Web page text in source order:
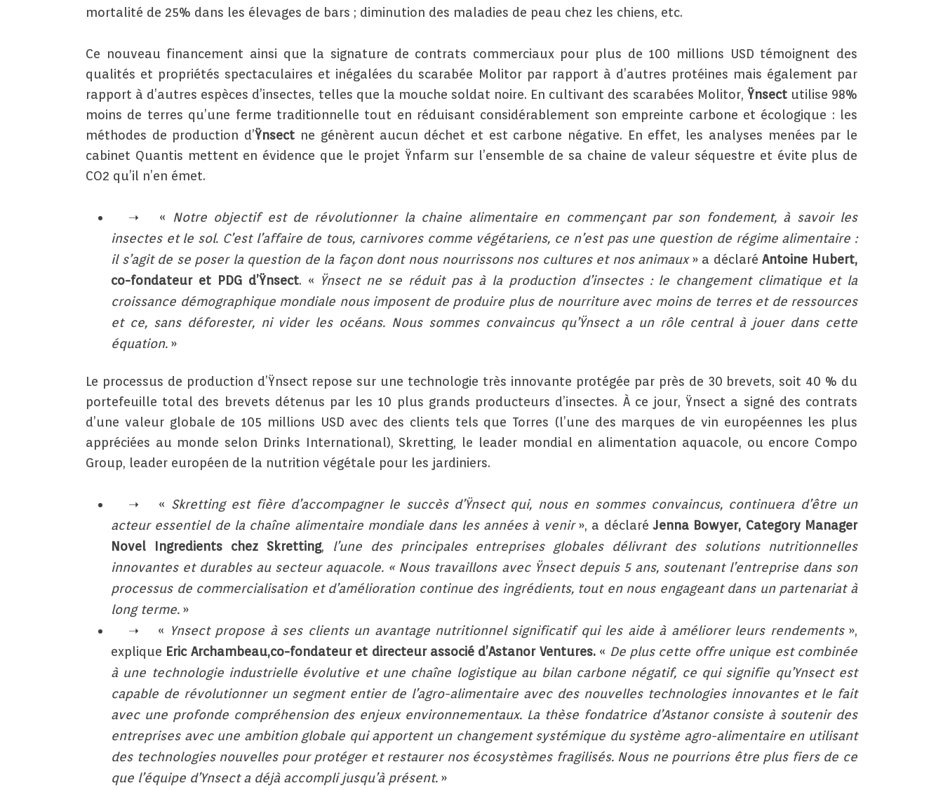
mortalité de 25% dans les élevages de bars ; diminution des maladies de peau chez les chiens, etc.
Ce nouveau financement ainsi que la signature de contrats commerciaux pour plus de 100 millions USD témoignent des
qualités et propriétés spectaculaires et inégalées du scarabée Molitor par rapport à d’autres protéines mais également par
rapport à d’autres espèces d’insectes, telles que la mouche soldat noire. En cultivant des scarabées Molitor, Ÿnsectutilise 98%
moins de terres qu’une ferme traditionnelle tout en réduisant considérablement son empreinte carbone et écologique : les
méthodes de production d’Ÿnsect ne génèrent aucun déchet et est carbone négative. En effet, les analyses menées par le
cabinet Quantis mettent en évidence que le projet Ÿnfarm sur l’ensemble de sa chaine de valeur séquestre et évite plus de
CO2 qu’il n’en émet.
«
Notre objectif est de révolutionner la chaine alimentaire en commençant par son fondement, à savoir les
insectes et le sol. C’est l’affaire de tous, carnivores comme végétariens, ce n’est pas une question de régime alimentaire :
il s’agit de se poser la question de la façon dont nous nourrissons nos cultures et nos animaux» a déclaréAntoine Hubert,
co-fondateur et PDG d’Ÿnsect. « Ÿnsect ne se réduit pas à la production d’insectes : le changement climatique et la
croissance démographique mondiale nous imposent de produire plus de nourriture avec moins de terres et de ressources
et ce, sans déforester, ni vider les océans. Nous sommes convaincus qu’Ÿnsect a un rôle central à jouer dans cette
équation. »
Le processus de production d’Ÿnsect repose sur une technologie très innovante protégée par près de 30 brevets, soit 40 % du
portefeuille total des brevets détenus par les 10 plus grands producteurs d’insectes. À ce jour, Ÿnsect a signé des contrats
d’une valeur globale de 105 millions USD avec des clients tels que Torres (l’une des marques de vin européennes les plus
appréciées au monde selon Drinks International), Skretting, le leader mondial en alimentation aquacole, ou encore Compo
Group, leader européen de la nutrition végétale pour les jardiniers.
« Skretting est fière d’accompagner le succès d’Ÿnsect qui, nous en sommes convaincus, continuera d’être un
acteur essentiel de la chaîne alimentaire mondiale dans les années à venir», a déclaréJenna Bowyer, Category Manager
Novel Ingredients chez Skretting,
l’une des principales entreprises globales délivrant des solutions nutritionnelles
innovantes et durables au secteur aquacole. « Nous travaillons avec Ÿnsect depuis 5 ans, soutenant l’entreprise dans son
processus de commercialisation et d’amélioration continue des ingrédients, tout en nous engageant dans un partenariat à
long terme. »
« Ynsect propose à ses clients un avantage nutritionnel significatif qui les aide à améliorer leurs rendements»,
explique Eric Archambeau,co-fondateur et directeur associé d’Astanor Ventures.« De plus cette offre unique est combinée
à une technologie industrielle évolutive et une chaîne logistique au bilan carbone négatif, ce qui signifie qu’Ynsect est
capable de révolutionner un segment entier de l’agro-alimentaire avec des nouvelles technologies innovantes et le fait
avec une profonde compréhension des enjeux environnementaux. La thèse fondatrice d’Astanor consiste à soutenir des
entreprises avec une ambition globale qui apportent un changement systémique du système agro-alimentaire en utilisant
des technologies nouvelles pour protéger et restaurer nos écosystèmes fragilisés. Nous ne pourrions être plus fiers de ce
que l’équipe d’Ynsect a déjà accompli jusqu’à présent. »